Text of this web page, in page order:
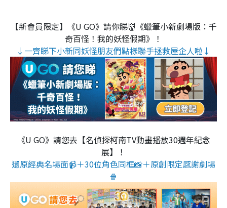
【新會員限定】《U GO》請你睇👹《蠟筆小新劇場版：千
奇百怪！我的妖怪假期》！
↓一齊睇下小新同妖怪朋友們點樣聯手拯救屋企人啦↓
《U GO》請您去【名偵探柯南TV動畫播放30週年紀念
展】！
還原經典名場面📹＋30位角色同框📸＋原創限定感謝劇場
🍿